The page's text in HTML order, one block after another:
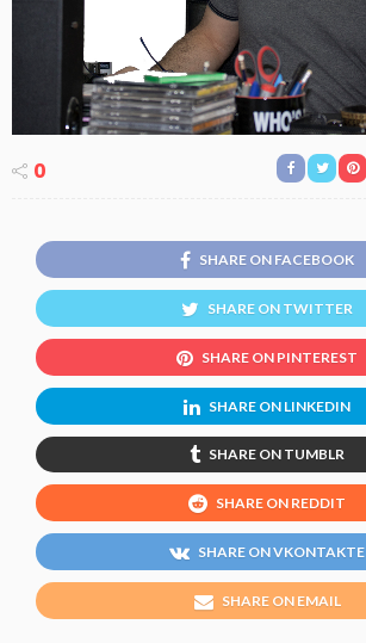
0
SHARE ON FACEBOOK
SHARE ON TWITTER
SHARE ON PINTEREST
SHARE ON LINKEDIN
SHARE ON TUMBLR
SHARE ON REDDIT
SHARE ON VKONTAKTE
SHARE ON EMAIL